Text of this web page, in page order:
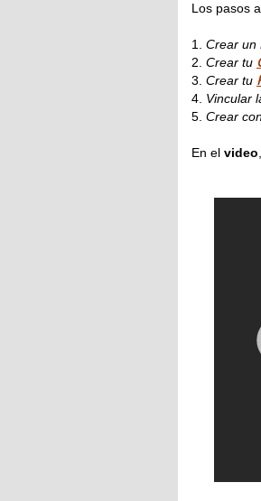
Los pasos
1. Crear un
2. Crear tu
3. Crear tu
4. Vincular
5. Crear
En el video